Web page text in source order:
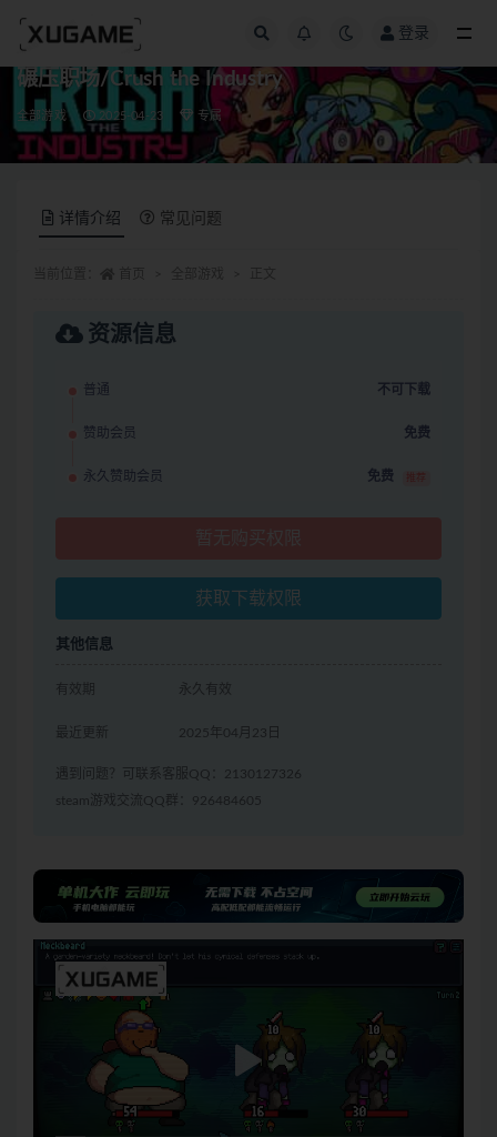
登录
碾压职场/Crush the Industry
全部游戏 2025-04-23 专属
详情介绍 常见问题
资源信息
普通 不可下载
赞助会员 免费
永久赞助会员 免费 推荐
获取下载权限
其他信息
有效期 永久有效
最近更新 2025年04月23日
遇到问题？可联系客服QQ：2130127326
steam游戏交流QQ群：926484605